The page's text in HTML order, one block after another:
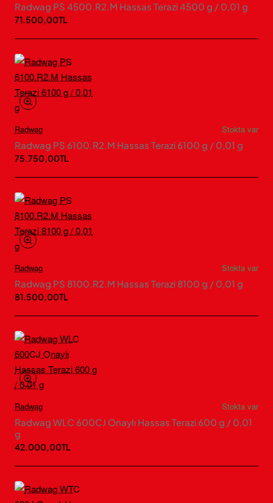
Radwag PS 4500.R2.M Hassas Terazi 4500 g / 0,01 g
71.500,00TL
Radwag
Stokta var
Radwag PS 6100.R2.M Hassas Terazi 6100 g / 0,01 g
75.750,00TL
Radwag
Stokta var
Radwag PS 8100.R2.M Hassas Terazi 8100 g / 0,01 g
81.500,00TL
Radwag
Stokta var
Radwag WLC 600CJ Onaylı Hassas Terazi 600 g / 0,01
g
42.000,00TL